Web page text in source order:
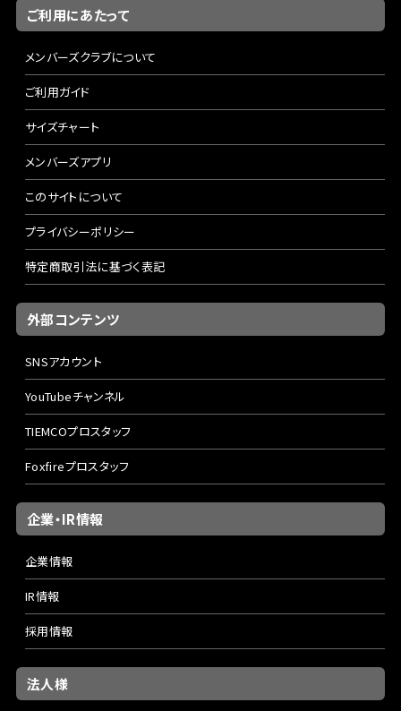
ご利用にあたって
メンバーズクラブについて
ご利用ガイド
サイズチャート
メンバーズアプリ
このサイトについて
プライバシーポリシー
特定商取引法に基づく表記
外部コンテンツ
SNSアカウント
YouTubeチャンネル
TIEMCOプロスタッフ
Foxfireプロスタッフ
企業・IR情報
企業情報
IR情報
採用情報
法人様